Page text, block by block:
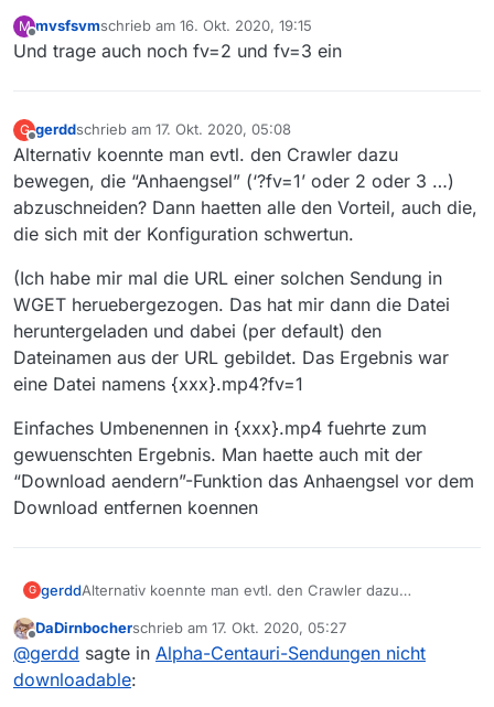
M
Offline
mvsfsvmschrieb am 16. Okt. 2020, 19:15
zuletzt editiert von
Und trage auch noch fv=2 und fv=3 ein
G
Offline
gerddschrieb am 17. Okt. 2020, 05:08
zuletzt editiert von
Alternativ koennte man evtl. den Crawler dazu
bewegen, die “Anhaengsel” (‘?fv=1’ oder 2 oder 3 …)
abzuschneiden? Dann haetten alle den Vorteil, auch die,
die sich mit der Konfiguration schwertun.
(Ich habe mir mal die URL einer solchen Sendung in
WGET heruebergezogen. Das hat mir dann die Datei
heruntergeladen und dabei (per default) den
Dateinamen aus der URL gebildet. Das Ergebnis war
eine Datei namens {xxx}.mp4?fv=1
Einfaches Umbenennen in {xxx}.mp4 fuehrte zum
gewuenschten Ergebnis. Man haette auch mit der
“Download aendern”-Funktion das Anhaengsel vor dem
Download entfernen koennen
G gerddAlternativ koennte man evtl. den Crawler dazu
abzuschneiden? Dann haetten alle den Vorteil, auch die,
die sich mit der Konfiguration schwertun.
(Ich habe mir mal die URL einer solchen Sendung in
WGET heruebergezogen. Das hat mir dann die Datei
heruntergeladen und dabei (per default) den
Einfaches Umbenennen in {xxx}.mp4 fuehrte zum
Offline
DaDirnbocherschrieb am 17. Okt. 2020, 05:27
zuletzt editiert von
@gerdd sagte in Alpha-Centauri-Sendungen nicht
downloadable: